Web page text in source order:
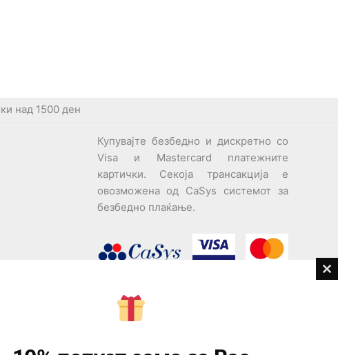
над 1500 ден
Купувајте безбедно и дискретно со
Visa и Mastercard платежните
картички. Секоја трансакција е
овозможена од CaSys системот за
безбедно плаќање.
Центар за корисници
076945497; 076945498